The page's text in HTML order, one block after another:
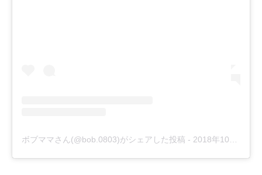
ボブママさん(@bob.0803)がシェアした投稿 - 2018年10月月17日午前12時41分PDT